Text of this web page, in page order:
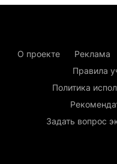
О проекте Реклама
Правила
Политика
Задать вопрос